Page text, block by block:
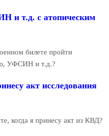
и т.д. с атопическим
билете пройти
УФСИН и т.д.?
акт исследования
когда я принесу акт из КВД?